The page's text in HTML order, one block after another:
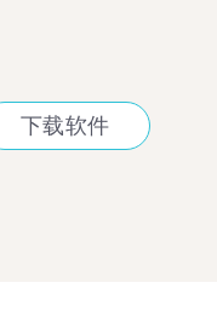
下载软件